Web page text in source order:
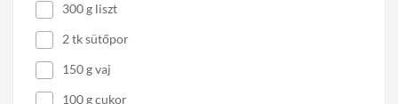
300 g liszt
2 tk sütőpor
150 g vaj
100 g cukor